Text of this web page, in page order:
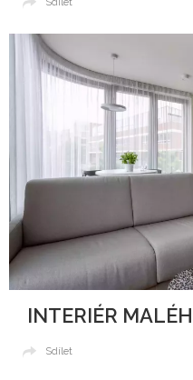
INTERIÉR
Sdílet